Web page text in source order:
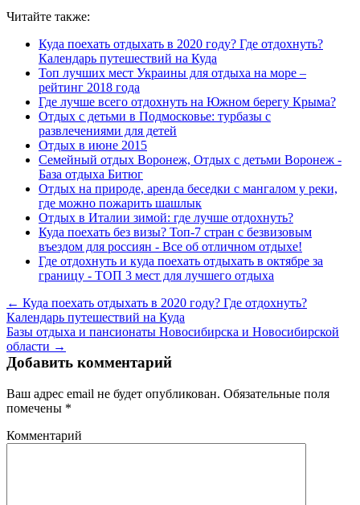
Читайте также:
Куда поехать отдыхать в 2020 году? Где отдохнуть?
Календарь путешествий на Куда
Топ лучших мест Украины для отдыха на море –
рейтинг 2018 года
Где лучше всего отдохнуть на Южном берегу Крыма?
Отдых с детьми в Подмосковье: турбазы с
развлечениями для детей
Отдых в июне 2015
Семейный отдых Воронеж, Отдых с детьми Воронеж -
База отдыха Битюг
Отдых на природе, аренда беседки с мангалом у реки,
где можно пожарить шашлык
Отдых в Италии зимой: где лучше отдохнуть?
Куда поехать без визы? Топ-7 стран с безвизовым
въездом для россиян - Все об отличном отдыхе!
Где отдохнуть и куда поехать отдыхать в октябре за
границу - ТОП 3 мест для лучшего отдыха
← Куда поехать отдыхать в 2020 году? Где отдохнуть?
Календарь путешествий на Куда
Базы отдыха и пансионаты Новосибирска и Новосибирской
области →
Добавить комментарий
Ваш адрес email не будет опубликован. Обязательные поля
помечены *
Комментарий